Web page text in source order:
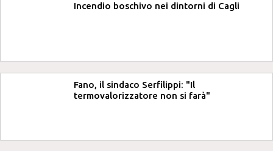
Incendio boschivo nei dintorni di Cagli
Fano, il sindaco Serfilippi: "Il
termovalorizzatore non si farà"